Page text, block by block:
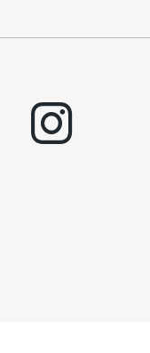
instagram